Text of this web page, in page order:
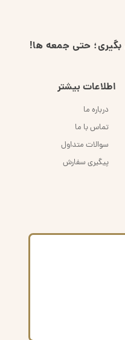
حتی جمعه ها!
اطلاعات بیشتر
درباره ما
تماس با ما
سوالات متداول
پیگیری سفارش